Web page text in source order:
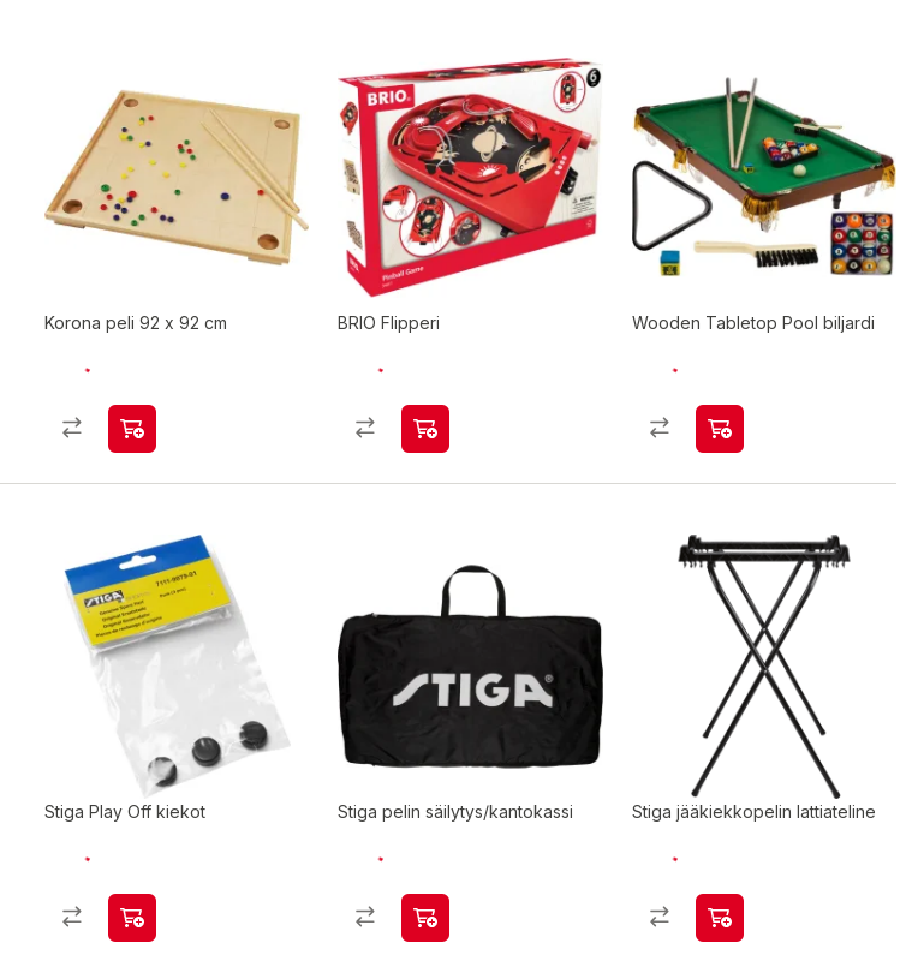
Korona peli 92 x 92 cm BRIO Flipperi Wooden Tabletop Pool biljardi
Stiga Play Off kiekot Stiga pelin säilytys/kantokassi Stiga jääkiekkopelin lattiateline